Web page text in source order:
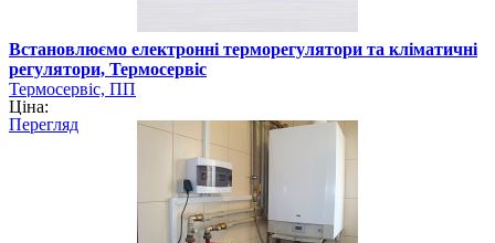
Встановлюємо електронні терморегулятори та кліматичні
регулятори, Термосервіс
Термосервіс, ПП
Ціна:
Перегляд